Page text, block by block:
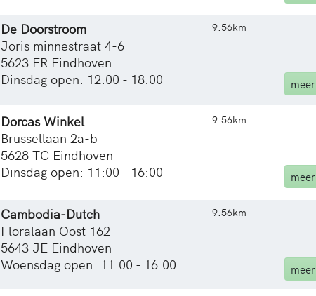
9.56km
De Doorstroom
Joris minnestraat 4-6
5623 ER Eindhoven
Dinsdag open: 12:00 - 18:00
meer
9.56km
Dorcas Winkel
Brussellaan 2a-b
5628 TC Eindhoven
Dinsdag open: 11:00 - 16:00
meer
9.56km
Cambodia-Dutch
Floralaan Oost 162
5643 JE Eindhoven
Woensdag open: 11:00 - 16:00
meer